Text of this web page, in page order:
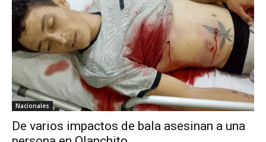
Nacionales
De varios impactos de bala asesinan a una